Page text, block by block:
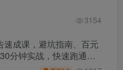
3154
速成课，避坑指南、百元
分钟实战，快速跑通首